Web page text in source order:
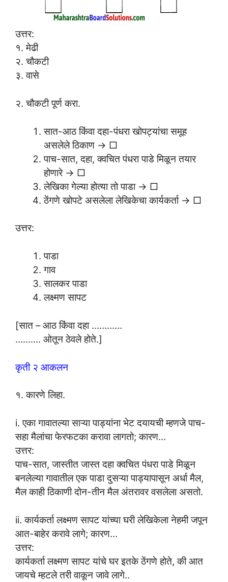
उत्तर:
१. मेढी
२. चौकटी
३. वासे
२. चौकटी पूर्ण करा.
सात-आठ किंवा दहा-पंधरा खोपट्यांचा समूह
असलेले ठिकाण → □
पाच-सात, दहा, क्वचित पंधरा पाडे मिळून तयार
होणारे → □
लेखिका गेल्या होत्या तो पाडा → □
ठेंगणे खोपटे असलेला लेखिकेचा कार्यकर्ता → □
उत्तर:
पाडा
गाव
सालकर पाडा
लक्ष्मण सापट
[सात – आठ किंवा दहा …………
………. ओतून ठेवले होते.]
कृती २ आकलन
१. कारणे लिहा.
i. एका गावातल्या साऱ्या पाड्यांना भेट दयायची म्हणजे पाच-
सहा मैलांचा फेरफटका करावा लागतो; कारण…
उत्तर:
पाच-सात, जास्तीत जास्त दहा क्वचित पंधरा पाडे मिळून
बनलेल्या गावातील एक पाडा दुसऱ्या पाड्यापासून अर्धा मैल,
मैल काही ठिकाणी दोन-तीन मैल अंतरावर वसलेला असतो.
ii. कार्यकर्ता लक्ष्मण सापट यांच्या घरी लेखिकेला नेहमी जपून
आत-बाहेर करावे लागे; कारण…
उत्तर:
कार्यकर्ता लक्ष्मण सापट यांचे घर इतके ठेंगणे होते, की आत
जायचे म्हटले तरी वाकून जावे लागे..